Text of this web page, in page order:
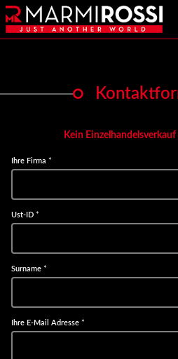
Kein
Ihre Firma *
Ust-ID *
Surname *
Ihre E-Mail Adresse *